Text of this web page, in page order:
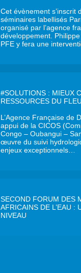
Cet évènement s’inscrit
séminaires labellisés
organisé par l’agence
développement.
PFE y fera une
#SOLUTIONS : MIEUX
RESSOURCES DU
L’Agence Française de
appui de la CICOS
Congo – Oubangui –
œuvre du suivi
enjeux exceptionnels…
SECOND FORUM DES
AFRICAINS DE L’EAU :
NIVEAU